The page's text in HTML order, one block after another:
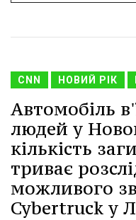
CNN НОВИЙ РІК
Автомобіль
людей у
кількість
триває
можливого
Cybertruck у